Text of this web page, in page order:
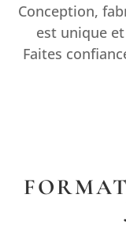
Conception,
est unique
Faites